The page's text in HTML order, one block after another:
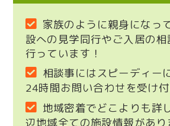
家族のように親身になっ
設への見学同行やご入居の
行っています！
相談事にはスピーディー
24時間お問い合わせを受け付
地域密着でどこよりも詳
辺地域全ての施設情報があり